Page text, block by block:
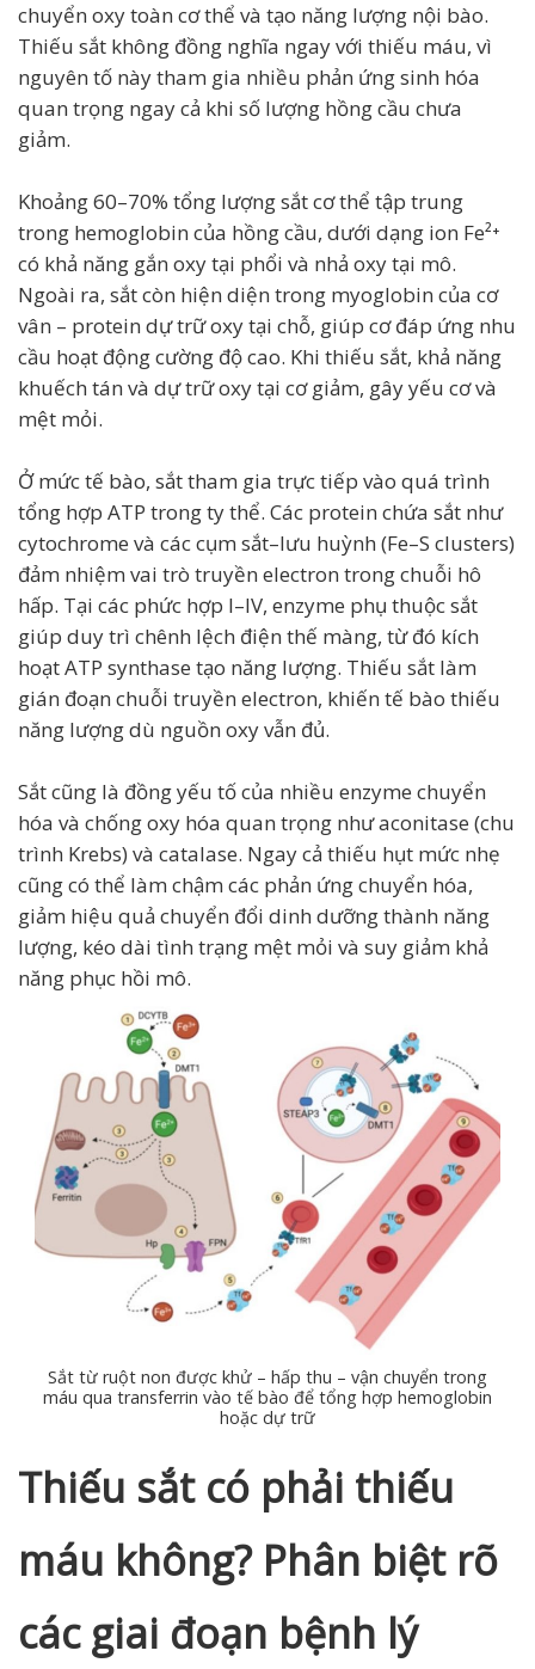
chuyển oxy toàn cơ thể và tạo năng lượng nội bào.
Thiếu sắt không đồng nghĩa ngay với thiếu máu, vì
nguyên tố này tham gia nhiều phản ứng sinh hóa
quan trọng ngay cả khi số lượng hồng cầu chưa
giảm.
Khoảng 60–70% tổng lượng sắt cơ thể tập trung
trong hemoglobin của hồng cầu, dưới dạng ion Fe²⁺
có khả năng gắn oxy tại phổi và nhả oxy tại mô.
Ngoài ra, sắt còn hiện diện trong myoglobin của cơ
vân – protein dự trữ oxy tại chỗ, giúp cơ đáp ứng nhu
cầu hoạt động cường độ cao. Khi thiếu sắt, khả năng
khuếch tán và dự trữ oxy tại cơ giảm, gây yếu cơ và
mệt mỏi.
Ở mức tế bào, sắt tham gia trực tiếp vào quá trình
tổng hợp ATP trong ty thể. Các protein chứa sắt như
cytochrome và các cụm sắt–lưu huỳnh (Fe–S clusters)
đảm nhiệm vai trò truyền electron trong chuỗi hô
hấp. Tại các phức hợp I–IV, enzyme phụ thuộc sắt
giúp duy trì chênh lệch điện thế màng, từ đó kích
hoạt ATP synthase tạo năng lượng. Thiếu sắt làm
gián đoạn chuỗi truyền electron, khiến tế bào thiếu
năng lượng dù nguồn oxy vẫn đủ.
Sắt cũng là đồng yếu tố của nhiều enzyme chuyển
hóa và chống oxy hóa quan trọng như aconitase (chu
trình Krebs) và catalase. Ngay cả thiếu hụt mức nhẹ
cũng có thể làm chậm các phản ứng chuyển hóa,
giảm hiệu quả chuyển đổi dinh dưỡng thành năng
lượng, kéo dài tình trạng mệt mỏi và suy giảm khả
năng phục hồi mô.
Sắt từ ruột non được khử – hấp thu – vận chuyển trong
máu qua transferrin vào tế bào để tổng hợp hemoglobin
hoặc dự trữ
Thiếu sắt có phải thiếu
máu không? Phân biệt rõ
các giai đoạn bệnh lý